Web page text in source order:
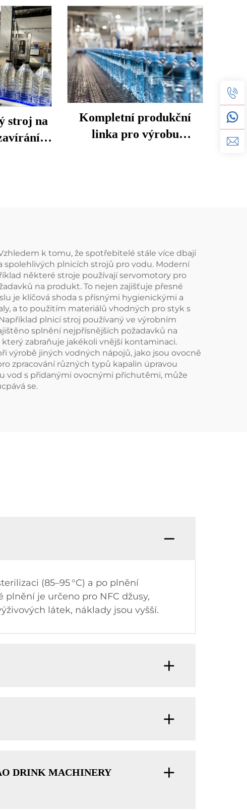
stroj na
Kompletní produkční
linka pro výrobu
k tomu, že spotřebitelé stále více dbají
plnicích strojů pro vodu. Moderní
některé stroje používají servomotory pro
na produkt. To nejen zajišťuje přesné
je klíčová shoda s přísnými hygienickými a
a to použitím materiálů vhodných pro styk s
plnicí stroj používaný ve výrobním
splnění nejpřísnějších požadavků na
zabraňuje jakékoli vnější kontaminaci.
výrobě jiných vodných nápojů, jako jsou ovocně
zpracování různých typů kapalin úpravou
vod s přidanými ovocnými příchutěmi, může
se.
(85–95 °C) a po plnění
plnění je určeno pro NFC džusy,
látek, náklady jsou vyšší.
DRINK MACHINERY